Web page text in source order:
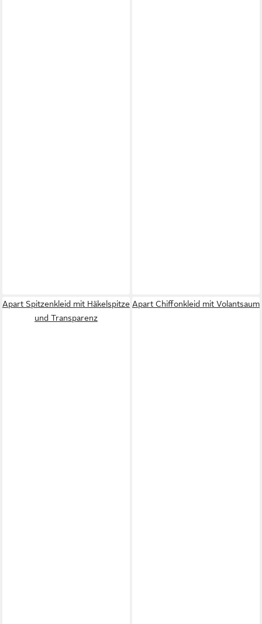
Apart Spitzenkleid mit Häkelspitze
und Transparenz
Apart Chiffonkleid mit Volantsaum